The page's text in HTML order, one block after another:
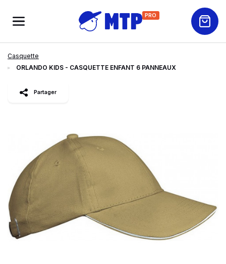
PRO
Casquette
ORLANDO KIDS - CASQUETTE ENFANT 6 PANNEAUX
Partager
slide1